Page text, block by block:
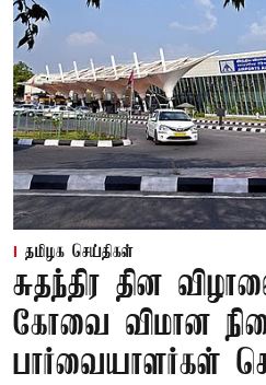
தமிழக செய்திகள்
சுதந்திர தின
கோவை விமான
பார்வையாளர்கள்